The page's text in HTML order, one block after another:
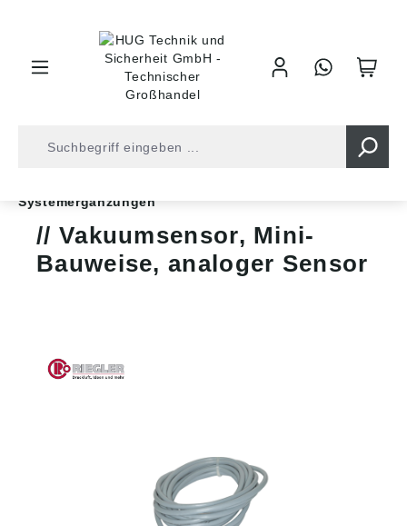
Systemergänzungen
Vakuumsensor, Mini-
Bauweise, analoger Sensor